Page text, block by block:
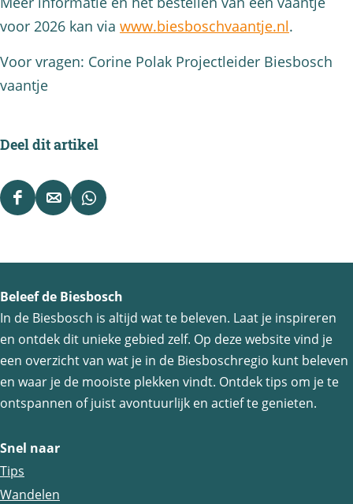
voor 2026 kan via www.biesboschvaantje.nl.
Voor vragen: Corine Polak Projectleider Biesbosch
vaantje
Deel dit artikel
D
d
e
z
p
g
i
n
D
d
e
z
e
p
g
n
D
d
e
z
p
Beleef de Biesbosch
In de Biesbosch is altijd wat te beleven. Laat je inspireren
en ontdek dit unieke gebied zelf. Op deze website vind je
een overzicht van wat je in de Biesboschregio kunt beleven
en waar je de mooiste plekken vindt. Ontdek tips om je te
ontspannen of juist avontuurlijk en actief te genieten.
Snel naar
Tips
Wandelen